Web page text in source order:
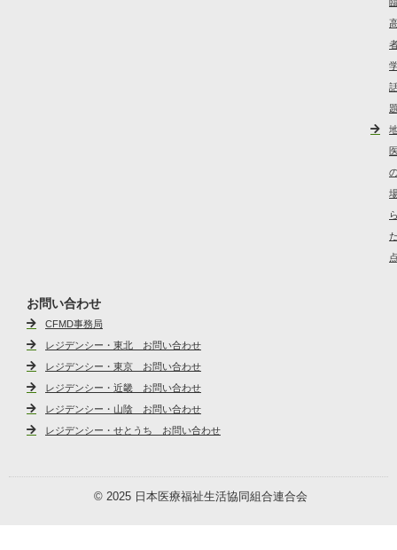
お問い合わせ
CFMD事務局
レジデンシー・東北 お問い合わせ
レジデンシー・東京 お問い合わせ
レジデンシー・近畿 お問い合わせ
レジデンシー・山陰 お問い合わせ
レジデンシー・せとうち お問い合わせ
© 2025 日本医療福祉生活協同組合連合会